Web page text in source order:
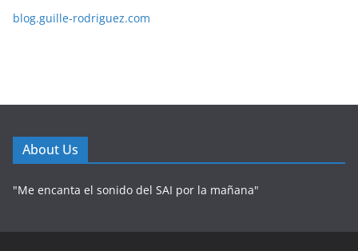
blog.guille-rodriguez.com
About Us
"Me encanta el sonido del SAI por la mañana"